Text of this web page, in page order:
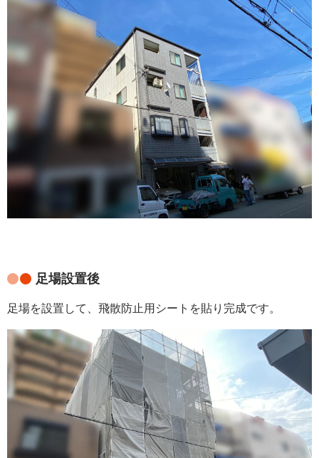
足場設置後
足場を設置して、飛散防止用シートを貼り完成です。